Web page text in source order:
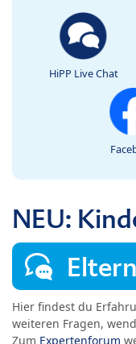
HiPP Live Chat
NEU:
Hier findest du
weiteren Fragen,
Zum Expertenforum